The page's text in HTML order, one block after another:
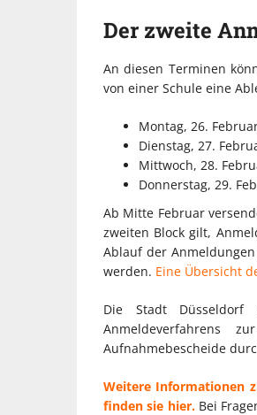
Der zweite
An diesen Terminen
von einer Schule eine
Montag, 26.
Dienstag, 27.
Mittwoch, 28.
Donnerstag, 29.
Ab Mitte Februar
zweiten Block gilt,
Ablauf der
werden. Eine Übersicht
Die Stadt Düsseldorf
Anmeldeverfahrens
Aufnahmebescheide
Weitere Informationen
finden sie hier. Bei